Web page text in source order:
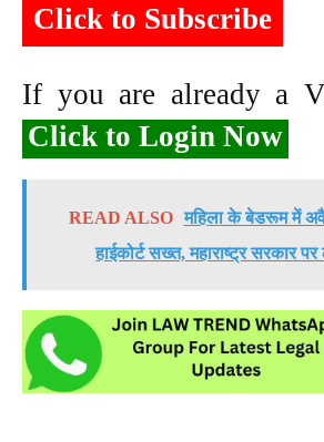
Click to Subscribe
If you are already a
Click to Login Now
READ ALSO महिला के बेडरूम में
हाईकोर्ट सख्त, महाराष्ट्र सरकार पर